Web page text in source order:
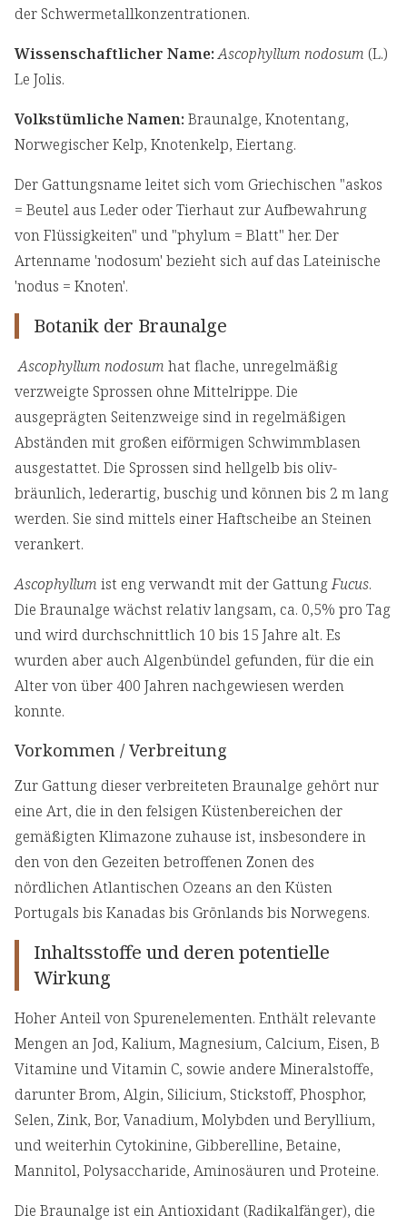
der Schwermetallkonzentrationen.
Wissenschaftlicher Name: Ascophyllum nodosum (L.)
Le Jolis.
Volkstümliche Namen: Braunalge, Knotentang,
Norwegischer Kelp, Knotenkelp, Eiertang.
Der Gattungsname leitet sich vom Griechischen "askos
= Beutel aus Leder oder Tierhaut zur Aufbewahrung
von Flüssigkeiten" und "phylum = Blatt" her. Der
Artenname 'nodosum' bezieht sich auf das Lateinische
'nodus = Knoten'.
Botanik der Braunalge
Ascophyllum nodosum hat flache, unregelmäßig
verzweigte Sprossen ohne Mittelrippe. Die
ausgeprägten Seitenzweige sind in regelmäßigen
Abständen mit großen eiförmigen Schwimmblasen
ausgestattet. Die Sprossen sind hellgelb bis oliv-
bräunlich, lederartig, buschig und können bis 2 m lang
werden. Sie sind mittels einer Haftscheibe an Steinen
verankert.
Ascophyllum ist eng verwandt mit der GattungFucus.
Die Braunalge wächst relativ langsam, ca. 0,5% pro Tag
und wird durchschnittlich 10 bis 15 Jahre alt. Es
wurden aber auch Algenbündel gefunden, für die ein
Alter von über 400 Jahren nachgewiesen werden
konnte.
Vorkommen / Verbreitung
Zur Gattung dieser verbreiteten Braunalge gehört nur
eine Art, die in den felsigen Küstenbereichen der
gemäßigten Klimazone zuhause ist, insbesondere in
den von den Gezeiten betroffenen Zonen des
nördlichen Atlantischen Ozeans an den Küsten
Portugals bis Kanadas bis Grönlands bis Norwegens.
Inhaltsstoffe und deren potentielle
Wirkung
Hoher Anteil von Spurenelementen. Enthält relevante
Mengen an Jod, Kalium, Magnesium, Calcium, Eisen, B
Vitamine und Vitamin C, sowie andere Mineralstoffe,
darunter Brom, Algin, Silicium, Stickstoff, Phosphor,
Selen, Zink, Bor, Vanadium, Molybden und Beryllium,
und weiterhin Cytokinine, Gibberelline, Betaine,
Mannitol, Polysaccharide, Aminosäuren und Proteine.
Die Braunalge ist ein Antioxidant (Radikalfänger), die